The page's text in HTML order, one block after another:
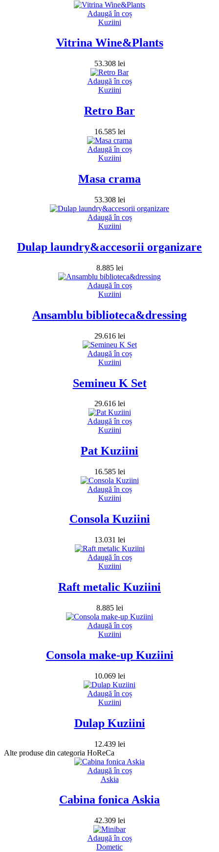
Adaugă în coș
Kuziini
Vitrina Wine&Plants
53.308 lei
Adaugă în coș
Kuziini
Retro Bar
16.585 lei
Adaugă în coș
Kuziini
Masa crama
53.308 lei
Adaugă în coș
Kuziini
Dulap laundry&accesorii organizare
8.885 lei
Adaugă în coș
Kuziini
Ansamblu biblioteca&dressing
29.616 lei
Adaugă în coș
Kuziini
Semineu K Set
29.616 lei
Adaugă în coș
Kuziini
Pat Kuziini
16.585 lei
Adaugă în coș
Kuziini
Consola Kuziini
13.031 lei
Adaugă în coș
Kuziini
Raft metalic Kuziini
8.885 lei
Adaugă în coș
Kuziini
Consola make-up Kuziini
10.069 lei
Adaugă în coș
Kuziini
Dulap Kuziini
12.439 lei
Alte produse din categoria HoReCa
Adaugă în coș
Askia
Cabina fonica Askia
42.309 lei
Adaugă în coș
Dometic